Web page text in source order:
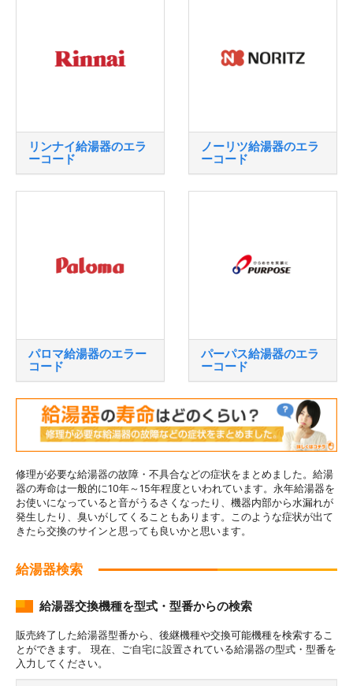
リンナイ給湯器のエラ
ーコード
ノーリツ給湯器のエラ
ーコード
パロマ給湯器のエラー
コード
パーパス給湯器のエラ
ーコード
修理が必要な給湯器の故障・不具合などの症状をまとめました。給湯
器の寿命は一般的に10年～15年程度といわれています。永年給湯器を
お使いになっていると音がうるさくなったり、機器内部から水漏れが
発生したり、臭いがしてくることもあります。このような症状が出て
きたら交換のサインと思っても良いかと思います。
給湯器検索
給湯器交換機種を型式・型番からの検索
販売終了した給湯器型番から、後継機種や交換可能機種を検索するこ
とができます。 現在、ご自宅に設置されている給湯器の型式・型番を
入力してください。